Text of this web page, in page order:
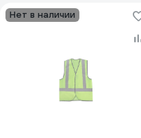
Нет в наличии